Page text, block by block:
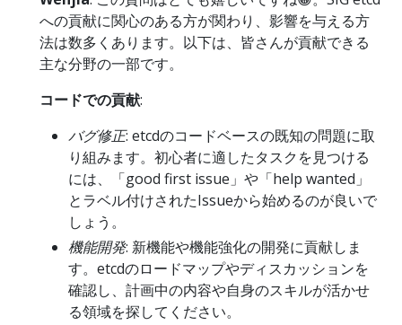
への貢献に関心のある方が関わり、影響を与える方
法は数多くあります。以下は、皆さんが貢献できる
主な分野の一部です。
コードでの貢献:
バグ修正: etcdのコードベースの既知の問題に取
り組みます。初心者に適したタスクを見つける
には、「good first issue」や「help wanted」
とラベル付けされたIssueから始めるのが良いで
しょう。
機能開発: 新機能や機能強化の開発に貢献しま
す。etcdのロードマップやディスカッションを
確認し、計画中の内容や自身のスキルが活かせ
る領域を探してください。